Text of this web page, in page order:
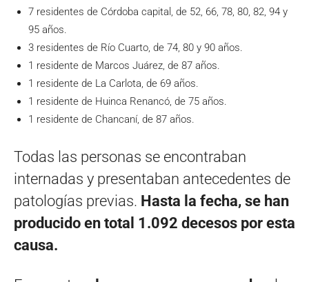
7 residentes de Córdoba capital, de 52, 66, 78, 80, 82, 94 y
95 años.
3 residentes de Río Cuarto, de 74, 80 y 90 años.
1 residente de Marcos Juárez, de 87 años.
1 residente de La Carlota, de 69 años.
1 residente de Huinca Renancó, de 75 años.
1 residente de Chancaní, de 87 años.
Todas las personas se encontraban
internadas y presentaban antecedentes de
patologías previas. Hasta la fecha, se han
producido en total 1.092 decesos por esta
causa.